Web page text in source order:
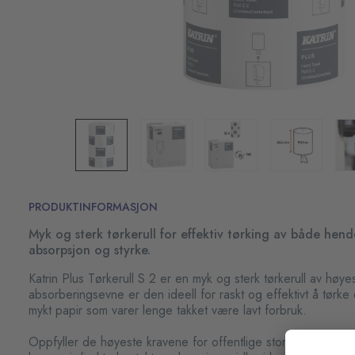
PRODUKTINFORMASJON
Myk og sterk tørkerull for effektiv tørking av både
absorpsjon og styrke.
Katrin Plus Tørkerull S 2 er en myk og sterk tørkerull av
absorberingsevne er den ideell for raskt og effektivt å
mykt papir som varer lenge takket være lavt forbruk.
Oppfyller de høyeste kravene for offentlige storkjøkken og